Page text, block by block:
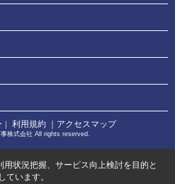
｜ 利用規約 ｜アクセスマップ
株式会社 All rights reserved.
状況把握、サービス向上検討を目的と
ています。